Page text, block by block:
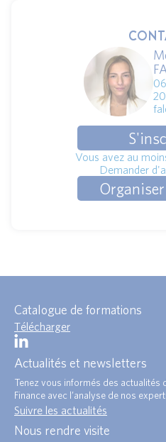
20
Vous avez au
Demander
Catalogue de formations
Télécharger
Actualités et newsletters
Tenez vous informés des actualités
Finance avec l’analyse de nos
Suivre les actualités
Nous rendre visite